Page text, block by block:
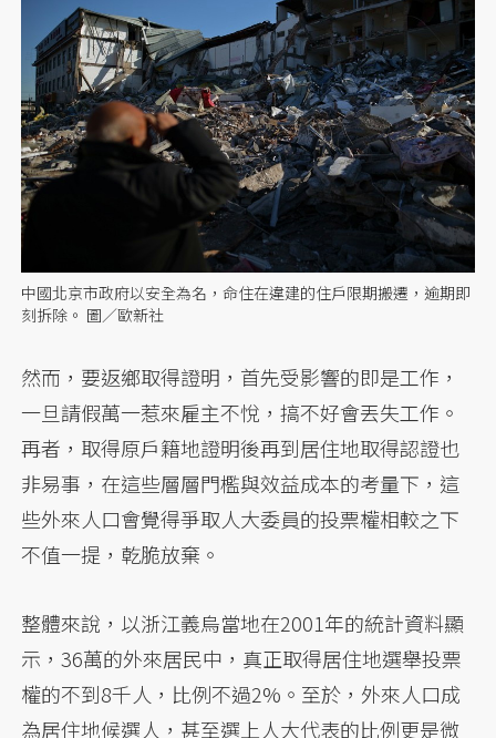
中國北京市政府以安全為名，命住在違建的住戶限期搬遷，逾期即
刻拆除。 圖／歐新社
然而，要返鄉取得證明，首先受影響的即是工作，
一旦請假萬一惹來雇主不悅，搞不好會丟失工作。
再者，取得原戶籍地證明後再到居住地取得認證也
非易事，在這些層層門檻與效益成本的考量下，這
些外來人口會覺得爭取人大委員的投票權相較之下
不值一提，乾脆放棄。
整體來說，以浙江義烏當地在2001年的統計資料顯
示，36萬的外來居民中，真正取得居住地選舉投票
權的不到8千人，比例不過2%。至於，外來人口成
為居住地候選人，甚至選上人大代表的比例更是微